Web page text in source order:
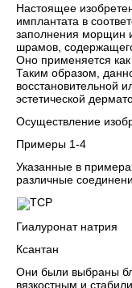
Настоящее
имплантата в
заполнения морщин
шрамов,
Оно применяется как
Таким образом,
восстановительной
эстетической
Осуществление
Примеры 1-4
Указанные в
различные
ТСР
Гиалуронат натрия
Ксантан
Они были выбраны
вязкостным и